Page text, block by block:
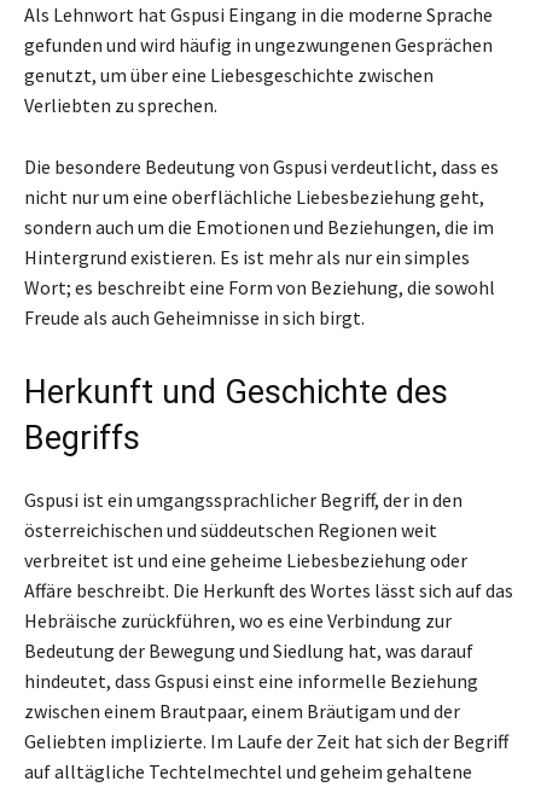
Als Lehnwort hat Gspusi Eingang in die moderne Sprache
gefunden und wird häufig in ungezwungenen Gesprächen
genutzt, um über eine Liebesgeschichte zwischen
Verliebten zu sprechen.
Die besondere Bedeutung von Gspusi verdeutlicht, dass es
nicht nur um eine oberflächliche Liebesbeziehung geht,
sondern auch um die Emotionen und Beziehungen, die im
Hintergrund existieren. Es ist mehr als nur ein simples
Wort; es beschreibt eine Form von Beziehung, die sowohl
Freude als auch Geheimnisse in sich birgt.
Herkunft und Geschichte des
Begriffs
Gspusi ist ein umgangssprachlicher Begriff, der in den
österreichischen und süddeutschen Regionen weit
verbreitet ist und eine geheime Liebesbeziehung oder
Affäre beschreibt. Die Herkunft des Wortes lässt sich auf das
Hebräische zurückführen, wo es eine Verbindung zur
Bedeutung der Bewegung und Siedlung hat, was darauf
hindeutet, dass Gspusi einst eine informelle Beziehung
zwischen einem Brautpaar, einem Bräutigam und der
Geliebten implizierte. Im Laufe der Zeit hat sich der Begriff
auf alltägliche Techtelmechtel und geheim gehaltene